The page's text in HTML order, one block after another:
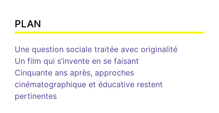
PLAN
Une question sociale traitée avec originalité
Un film qui s’invente en se faisant
Cinquante ans après, approches
cinématographique et éducative restent
pertinentes